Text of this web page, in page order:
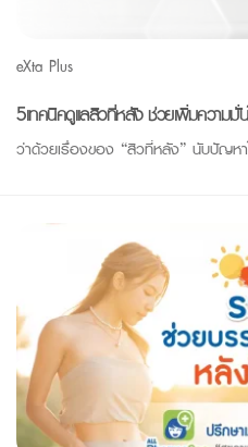
eXta Plus
5เทคนิคดูแลสิวที่หลัง ช่วยเพิ่มความมั่
ว่าด้วยเรื่องของ “สิวที่หลัง” นับปัญห